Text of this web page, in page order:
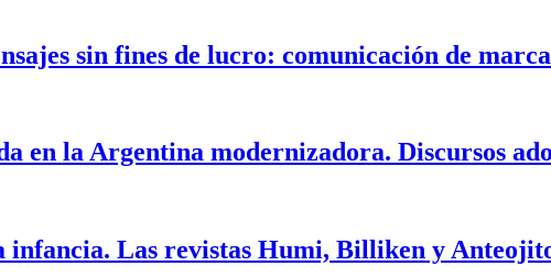
sin fines de lucro: comunicación de
en la Argentina modernizadora. Discursos
Las revistas Humi, Billiken y